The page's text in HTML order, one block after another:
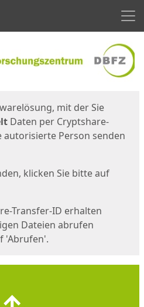
mit der Sie
Daten per Cryptshare-
autorisierte Person senden
klicken Sie bitte auf
Transfer-ID erhalten
Dateien abrufen
'Abrufen'.